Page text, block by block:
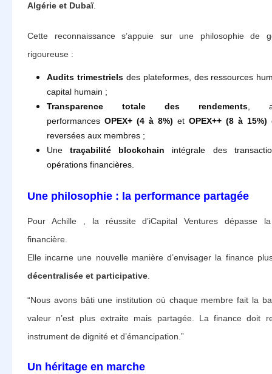
Algérie et Dubaï.
Cette reconnaissance s’appuie sur une philosophie de
rigoureuse :
Audits trimestrielsdes plateformes, des ressources
capital humain ;
Transparence totale des rendements,
performances OPEX+ (4 à 8%) et OPEX++ (8 à 15%)
reversées aux membres ;
Unetraçabilité blockchain intégrale des
opérations financières.
Une philosophie : la performance partagée
Pour Achille , la réussite d’iCapital Ventures dépasse
financière.
Elle incarne une nouvelle manière d’envisager la finance
décentralisée et participative.
“Nous avons bâti une institution où chaque membre fait la
valeur n’est plus extraite mais partagée. La finance doit
instrument de dignité et d’émancipation.”
Un héritage en marche